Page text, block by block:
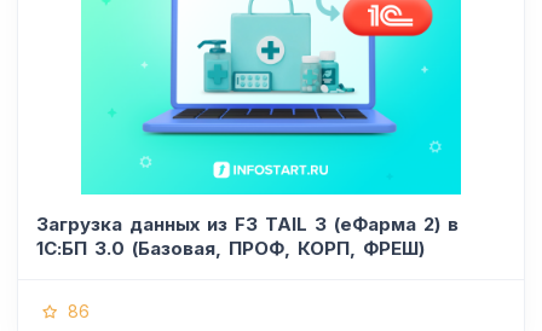
Загрузка данных из F3 TAIL 3 (еФарма 2) в
1С:БП 3.0 (Базовая, ПРОФ, КОРП, ФРЕШ)
86